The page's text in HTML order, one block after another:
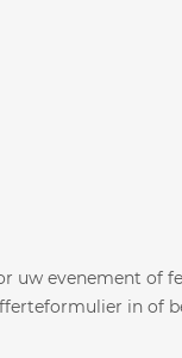
uw evenement of
in of